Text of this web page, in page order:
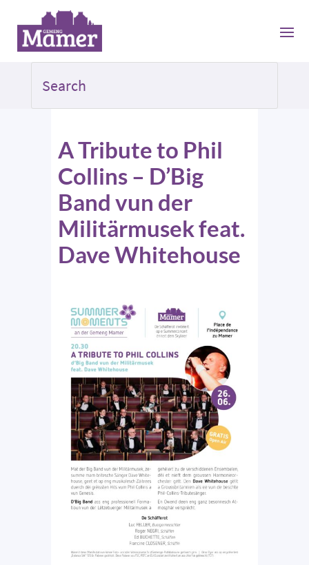
A Tribute to Phil
Collins – D’Big
Band vun der
Militärmusek feat.
Dave Whitehouse